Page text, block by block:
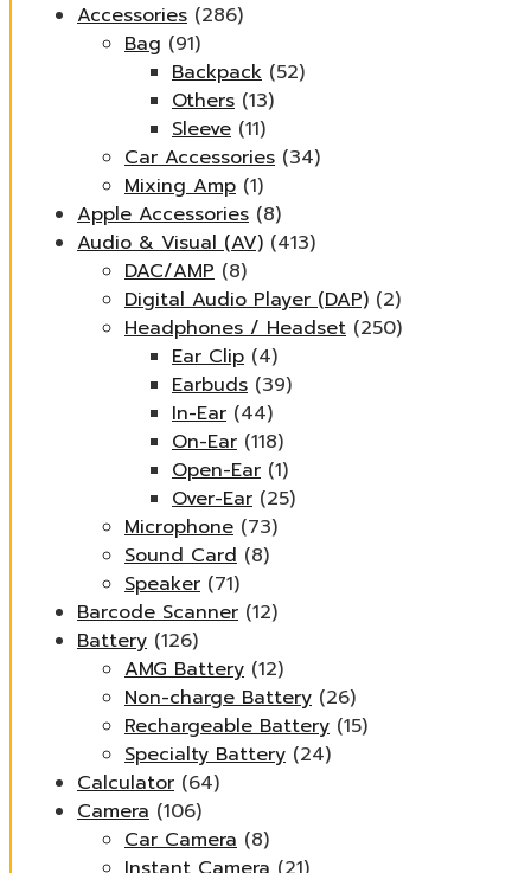
Accessories (286)
Bag (91)
Backpack (52)
Others (13)
Sleeve (11)
Car Accessories (34)
Mixing Amp (1)
Apple Accessories (8)
Audio & Visual (AV) (413)
DAC/AMP (8)
Digital Audio Player (DAP) (2)
Headphones / Headset (250)
Ear Clip (4)
Earbuds (39)
In-Ear (44)
On-Ear (118)
Open-Ear (1)
Over-Ear (25)
Microphone (73)
Sound Card (8)
Speaker (71)
Barcode Scanner (12)
Battery (126)
AMG Battery (12)
Non-charge Battery (26)
Rechargeable Battery (15)
Specialty Battery (24)
Calculator (64)
Camera (106)
Car Camera (8)